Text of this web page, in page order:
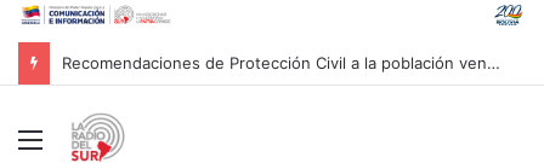
Recomendaciones de Protección Civil a la población venezolana ante fenómeno climatológico «El Niño»
Menú